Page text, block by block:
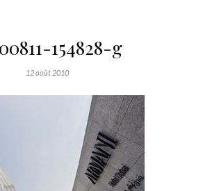
154828-g
12 août 2010